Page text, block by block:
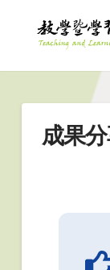
成果